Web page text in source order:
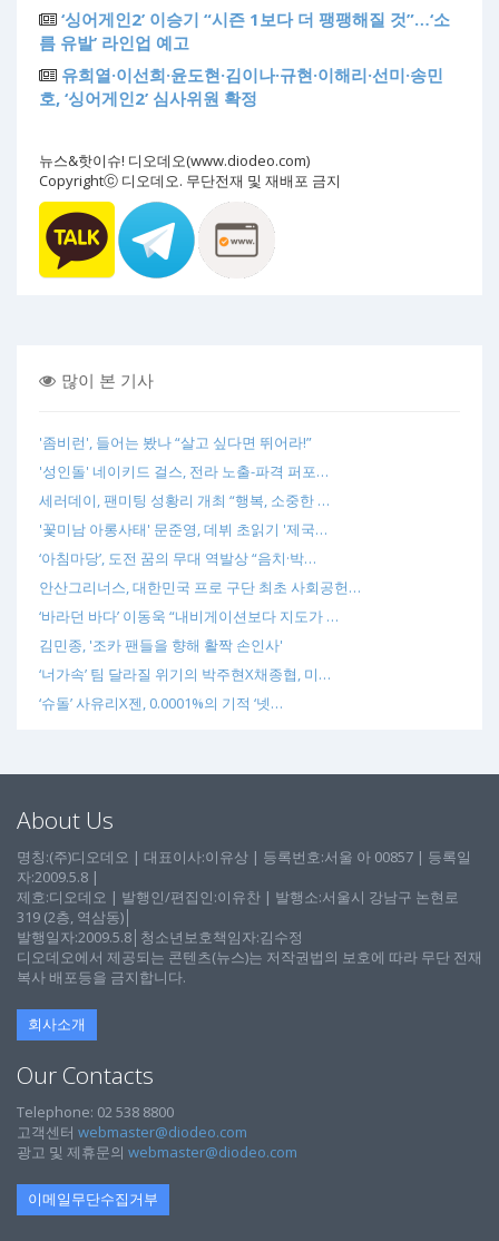
‘싱어게인2’ 이승기 “시즌 1보다 더 팽팽해질 것”…‘소
름 유발’ 라인업 예고
유희열·이선희·윤도현·김이나·규현·이해리·선미·송민
호, ‘싱어게인2’ 심사위원 확정
뉴스&핫이슈! 디오데오(www.diodeo.com)
Copyrightⓒ 디오데오. 무단전재 및 재배포 금지
많이 본 기사
'좀비런', 들어는 봤나 “살고 싶다면 뛰어라!”
'성인돌' 네이키드 걸스, 전라 노출-파격 퍼포…
세러데이, 팬미팅 성황리 개최 “행복, 소중한 …
'꽃미남 아롱사태' 문준영, 데뷔 초읽기 '제국…
‘아침마당’, 도전 꿈의 무대 역발상 “음치·박…
안산그리너스, 대한민국 프로 구단 최초 사회공헌…
‘바라던 바다’ 이동욱 “내비게이션보다 지도가 …
김민종, '조카 팬들을 향해 활짝 손인사'
‘너가속’ 팀 달라질 위기의 박주현X채종협, 미…
‘슈돌’ 사유리X젠, 0.0001%의 기적 ‘넷…
About Us
명칭:(주)디오데오 | 대표이사:이유상 | 등록번호:서울 아 00857 | 등록일
자:2009.5.8 |
제호:디오데오 | 발행인/편집인:이유찬 | 발행소:서울시 강남구 논현로
319 (2층, 역삼동)│
발행일자:2009.5.8│청소년보호책임자:김수정
디오데오에서 제공되는 콘텐츠(뉴스)는 저작권법의 보호에 따라 무단 전재
복사 배포등을 금지합니다.
회사소개
Our Contacts
Telephone: 02 538 8800
고객센터 webmaster@diodeo.com
광고 및 제휴문의 webmaster@diodeo.com
이메일무단수집거부